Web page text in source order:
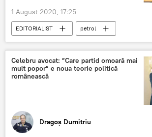
1 August 2020, 17:25
EDITORIALIST petrol
Celebru avocat: ”Care partid omoară mai
mult popor” e noua teorie politică
românească
Dragoș Dumitriu